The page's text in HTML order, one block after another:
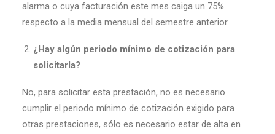
alarma o cuya facturación este mes caiga un 75%
respecto a la media mensual del semestre anterior.
¿Hay algún periodo mínimo de cotización para
solicitarla?
No, para solicitar esta prestación, no es necesario
cumplir el periodo mínimo de cotización exigido para
otras prestaciones, sólo es necesario estar de alta en